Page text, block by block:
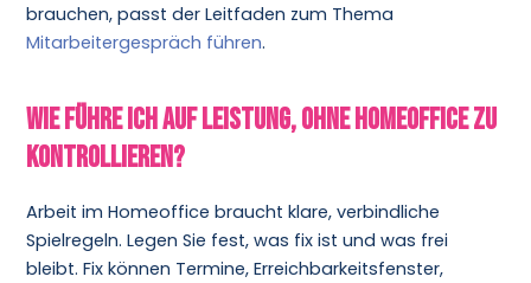
brauchen, passt der Leitfaden zum Thema
Mitarbeitergespräch führen.
Wie führe ich auf Leistung, ohne Homeoffice zu
kontrollieren?
Arbeit im Homeoffice braucht klare, verbindliche
Spielregeln. Legen Sie fest, was fix ist und was frei
bleibt. Fix können Termine, Erreichbarkeitsfenster,